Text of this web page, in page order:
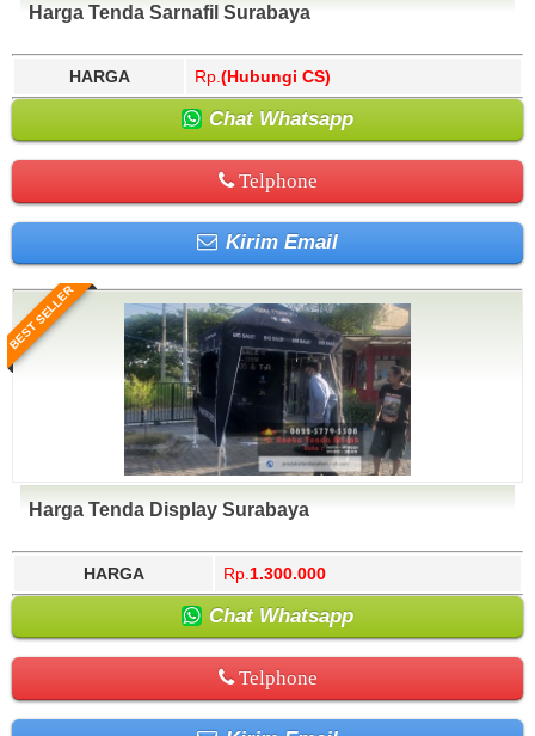
Harga Tenda Sarnafil Surabaya
HARGA Rp. (Hubungi CS)
Chat Whatsapp
Telphone
Kirim Email
BEST SELLER
Harga Tenda Display Surabaya
HARGA Rp. 1.300.000
Chat Whatsapp
Telphone